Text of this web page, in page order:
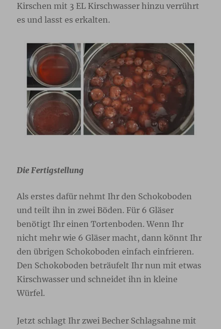
Kirschen mit 3 EL Kirschwasser hinzu verrührt
es und lasst es erkalten.
Die Fertigstellung
Als erstes dafür nehmt Ihr den Schokoboden
und teilt ihn in zwei Böden. Für 6 Gläser
benötigt Ihr einen Tortenboden. Wenn Ihr
nicht mehr wie 6 Gläser macht, dann könnt Ihr
den übrigen Schokoboden einfach einfrieren.
Den Schokoboden beträufelt Ihr nun mit etwas
Kirschwasser und schneidet ihn in kleine
Würfel.
Jetzt schlagt Ihr zwei Becher Schlagsahne mit